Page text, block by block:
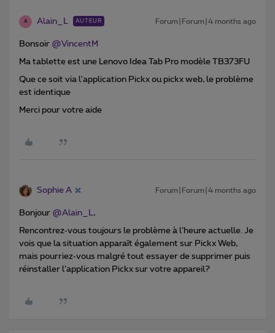
A Alain_L AUTEUR Forum|Forum|4 months ago
Bonsoir ​ @VincentM
Ma tablette est une Lenovo Idea Tab Pro modèle TB373FU
Que ce soit via l'application Pickx ou pickx web, le problème
est identique
Merci pour votre aide
Sophie A Forum|Forum|4 months ago
Bonjour ​ @Alain_L,
Rencontrez‑vous toujours le problème à l’heure actuelle. Je
vois que la situation apparaît également sur Pickx Web,
mais pourriez‑vous malgré tout essayer de supprimer puis
réinstaller l’application Pickx sur votre appareil?